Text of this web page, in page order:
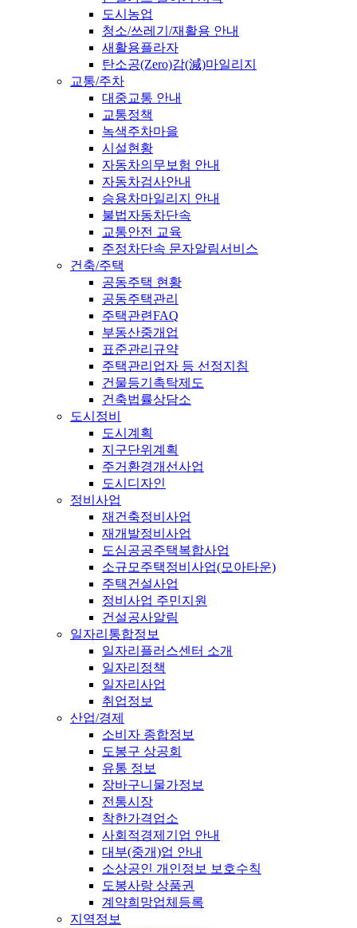
도시농업
청소/쓰레기/재활용 안내
새활용플라자
탄소공(Zero)감(減)마일리지
교통/주차
대중교통 안내
교통정책
녹색주차마을
시설현황
자동차의무보험 안내
자동차검사안내
승용차마일리지 안내
불법자동차단속
교통안전 교육
주정차단속 문자알림서비스
건축/주택
공동주택 현황
공동주택관리
주택관련FAQ
부동산중개업
표준관리규약
주택관리업자 등 선정지침
건물등기촉탁제도
건축법률상담소
도시정비
도시계획
지구단위계획
주거환경개선사업
도시디자인
정비사업
재건축정비사업
재개발정비사업
도심공공주택복합사업
소규모주택정비사업(모아타운)
주택건설사업
정비사업 주민지원
건설공사알림
일자리통합정보
일자리플러스센터 소개
일자리정책
일자리사업
취업정보
산업/경제
소비자 종합정보
도봉구 상공회
유통 정보
장바구니물가정보
전통시장
착한가격업소
사회적경제기업 안내
대부(중개)업 안내
소상공인 개인정보 보호수칙
도봉사랑 상품권
계약희망업체등록
지역정보